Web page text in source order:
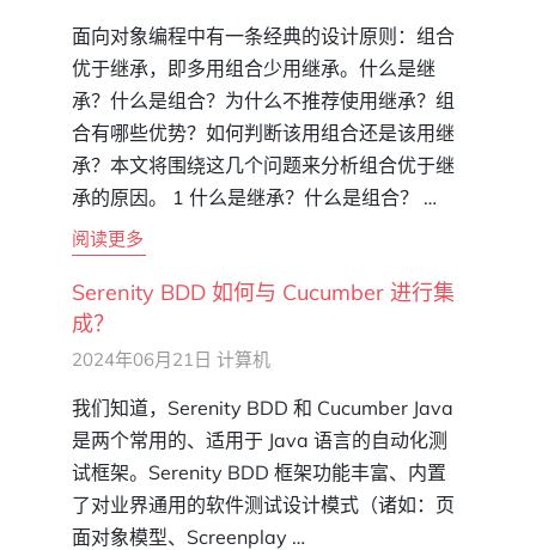
面向对象编程中有一条经典的设计原则：组合
优于继承，即多用组合少用继承。什么是继
承？什么是组合？为什么不推荐使用继承？组
合有哪些优势？如何判断该用组合还是该用继
承？本文将围绕这几个问题来分析组合优于继
承的原因。 1 什么是继承？什么是组合？ …
阅读更多
Serenity BDD 如何与 Cucumber 进行集
成？
2024年06月21日 计算机
我们知道，Serenity BDD 和 Cucumber Java
是两个常用的、适用于 Java 语言的自动化测
试框架。Serenity BDD 框架功能丰富、内置
了对业界通用的软件测试设计模式（诸如：页
面对象模型、Screenplay …